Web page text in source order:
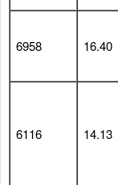
6958 16.40
6116 14.13